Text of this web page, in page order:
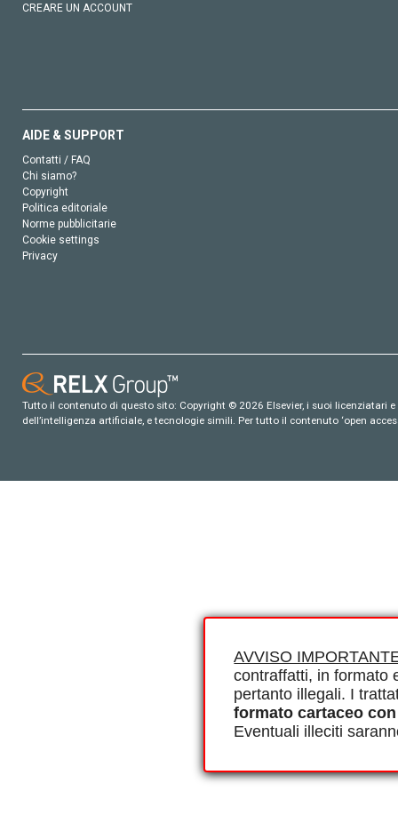
AVVISO
contraffatti, in formato
pertanto illegali. I
formato cartaceo
Eventuali illeciti
CREARE UN ACCOUNT
AIDE & SUPPORT
Contatti / FAQ
Chi siamo?
Copyright
Politica editoriale
Norme pubblicitarie
Cookie settings
Privacy
Tutto il contenuto di questo sito: Copyright © 2026 Elsevier, i suoi
dell’intelligenza artificiale, e tecnologie simili. Per tutto il contenuto ‘open